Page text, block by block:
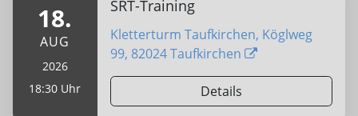
18.
AUG
2026
18:30 Uhr
SRT-Training
Kletterturm Taufkirchen, Köglweg
99, 82024 Taufkirchen
Details